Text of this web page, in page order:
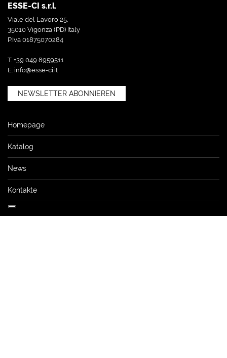
ESSE-CI s.r.l.
Viale del Lavoro 25,
35010 Vigonza (PD) Italy
P.Iva 01875070284
T. +39 049 8959511
E. info@esse-ci.it
NEWSLETTER ABONNIEREN
Homepage
Katalog
News
Kontakte